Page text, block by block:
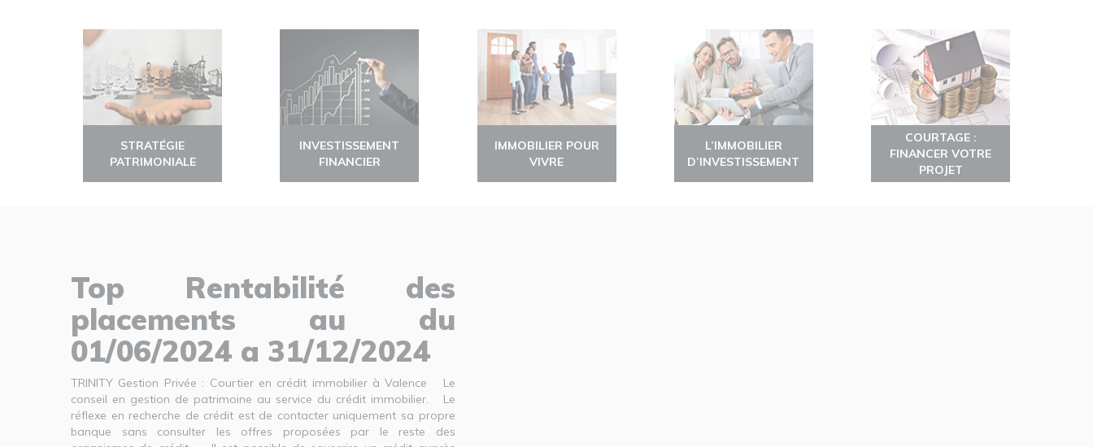
En savoir plus
STRATÉGIE
PATRIMONIALE
INVESTISSEMENT
FINANCIER
IMMOBILIER POUR
VIVRE
L’IMMOBILIER
D’INVESTISSEMENT
COURTAGE :
FINANCER VOTRE
PROJET
Top Rentabilité des
placements au du
01/06/2024 a 31/12/2024
TRINITY Gestion Privée : Courtier en crédit immobilier à Valence Le
conseil en gestion de patrimoine au service du crédit immobilier. Le
réflexe en recherche de crédit est de contacter uniquement sa propre
banque sans consulter les offres proposées par le reste des